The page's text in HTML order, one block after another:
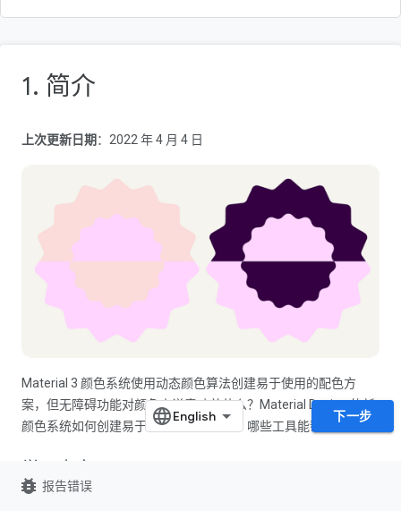
1. 简介
上次更新日期 ：2022 年 4 月 4 日
Material 3 颜色系统使用动态颜色算法创建易于使用的配色方
案，但无障碍功能对颜色来说意味着什么？Material Design 的新
颜色系统如何创建易于使用的配色方案？哪些工具能帮到您？
下一步
bug_report 报告错误